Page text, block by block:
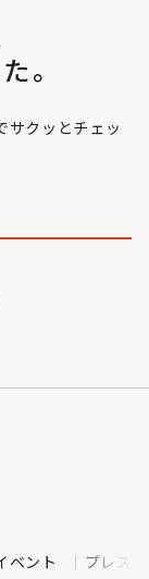
。
サクッとチェッ
ベント プレス